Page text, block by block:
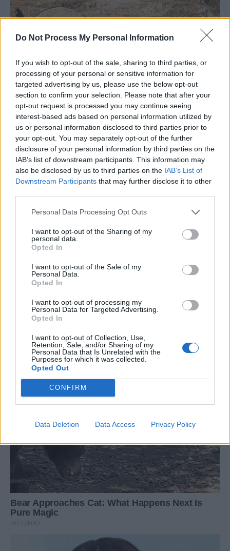
Do Not Process My Personal Information
If you wish to opt-out of the sale, sharing to third parties, or
processing of your personal or sensitive information for
targeted advertising by us, please use the below opt-out
section to confirm your selection. Please note that after your
opt-out request is processed you may continue seeing
interest-based ads based on personal information utilized by
us or personal information disclosed to third parties prior to
your opt-out. You may separately opt-out of the further
disclosure of your personal information by third parties on the
IAB’s list of downstream participants. This information may
also be disclosed by us to third parties on the IAB’s List of
Downstream Participants that may further disclose it to other
Personal Data Processing Opt Outs
I want to opt-out of the Sharing of my
personal data.
Opted In
I want to opt-out of the Sale of my
Personal Data.
Opted In
I want to opt-out of processing my
Personal Data for Targeted Advertising.
Opted In
I want to opt-out of Collection, Use,
Retention, Sale, and/or Sharing of my
Personal Data that Is Unrelated with the
Purposes for which it was collected.
Opted Out
CONFIRM
Data Deletion Data Access Privacy Policy